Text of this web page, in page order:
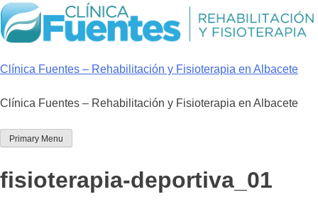
Skip
to
content
Clínica Fuentes – Rehabilitación y Fisioterapia en Albacete
Clínica Fuentes – Rehabilitación y Fisioterapia en Albacete
Primary Menu
fisioterapia-deportiva_01